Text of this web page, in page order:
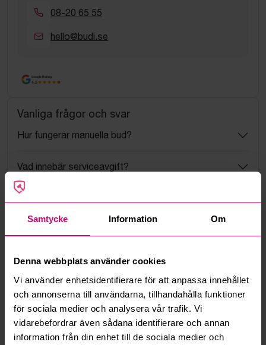
Samtycke Information Om
Denna webbplats använder cookies
Vi använder enhetsidentifierare för att anpassa innehållet
och annonserna till användarna, tillhandahålla funktioner
för sociala medier och analysera vår trafik. Vi
vidarebefordrar även sådana identifierare och annan
information från din enhet till de sociala medier och
08-20 65 55
hello@budi.se
Google Rating
4.5
Vanliga frågor och svar
Hur fungerar manuella bud?
Vad innebär serviceavgift?
Hur fungerar budmotorn?
Kan jag ångra ett bud?
Kan ni frakta mina vunna objekt?